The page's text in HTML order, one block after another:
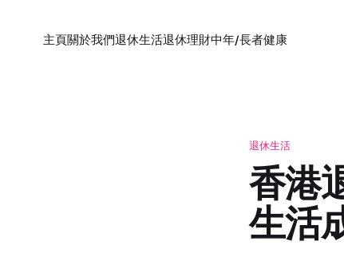
主頁關於我們退休生活退休理財中年/長者健康
退休生活
香港
生活